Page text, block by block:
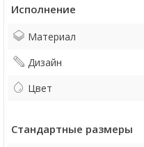
Исполнение
Материал
Дизайн
Цвет
Стандартные размеры